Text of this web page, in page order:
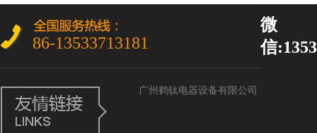
86-13533713181
微
信
广州鹤钛电器设备有限公司